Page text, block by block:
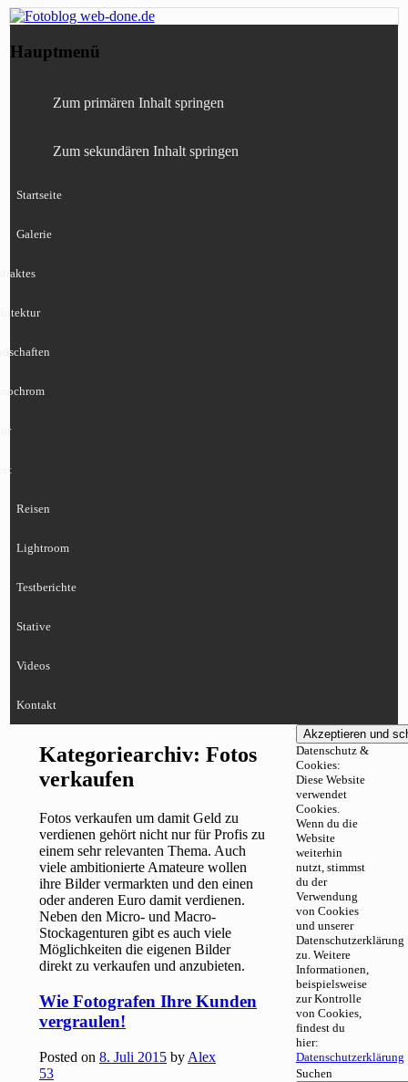
Fotoblog web-done.de
Canon, Nikon, Sony
Hauptmenü
Zum primären Inhalt springen
Zum sekundären Inhalt springen
Startseite
Galerie
Reisen
Lightroom
Testberichte
Stative
Videos
Kontakt
Kategoriearchiv:Fotos
verkaufen
Fotos verkaufen um damit Geld zu
verdienen gehört nicht nur für Profis zu
einem sehr relevanten Thema. Auch
viele ambitionierte Amateure wollen
ihre Bilder vermarkten und den einen
oder anderen Euro damit verdienen.
Neben den Micro- und Macro-
Stockagenturen gibt es auch viele
Möglichkeiten die eigenen Bilder
direkt zu verkaufen und anzubieten.
Wie Fotografen Ihre Kunden
vergraulen!
Posted on8. Juli 2015 by Alex
53
Datenschutz &
Cookies:
Diese Website
verwendet
Cookies.
Wenn du die
Website
weiterhin
nutzt, stimmst
du der
Verwendung
von Cookies
und unserer
Datenschutzerklärung
zu. Weitere
Informationen,
beispielsweise
zur Kontrolle
von Cookies,
findest du
hier:
Datenschutzerklärung
Suchen